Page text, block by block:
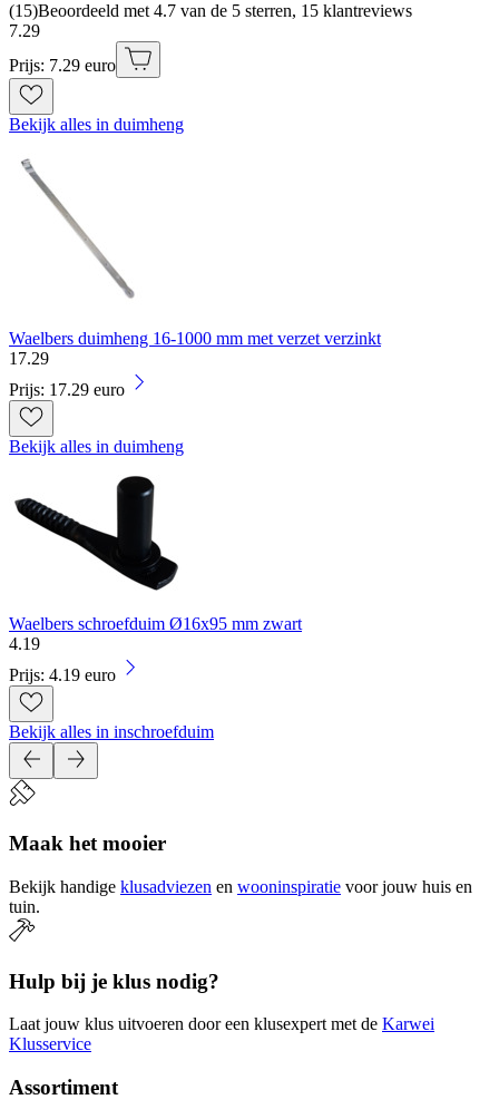
(15)Beoordeeld met 4.7 van de 5 sterren, 15 klantreviews
7.29
Prijs: 7.29 euro
Bekijk alles in duimheng
Waelbers duimheng 16-1000 mm met verzet verzinkt
17.29
Prijs: 17.29 euro
Bekijk alles in duimheng
Waelbers schroefduim Ø16x95 mm zwart
4.19
Prijs: 4.19 euro
Bekijk alles in inschroefduim
Maak het mooier
Bekijk handige klusadviezen en wooninspiratie voor jouw huis en
tuin.
Hulp bij je klus nodig?
Laat jouw klus uitvoeren door een klusexpert met de Karwei
Klusservice
Assortiment